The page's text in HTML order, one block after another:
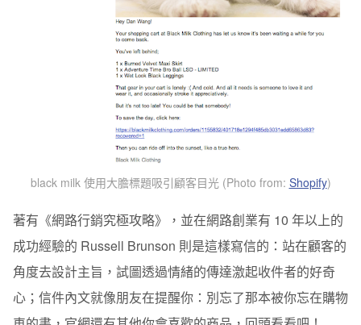
black milk 使用大膽標題吸引顧客目光 (Photo from: Shopify)
著有《網路行銷究極攻略》，並在網路創業有 10 年以上的
成功經驗的 Russell Brunson 則是這樣寫信的：站在顧客的
角度去設計主旨，試圖透過情緒的傳達激起收件者的好奇
心；信件內文就像朋友在提醒你：別忘了那本被你忘在購物